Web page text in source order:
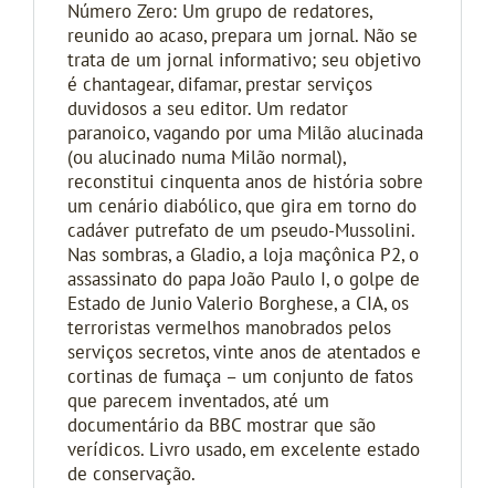
Número Zero: Um grupo de redatores,
reunido ao acaso, prepara um jornal. Não se
trata de um jornal informativo; seu objetivo
é chantagear, difamar, prestar serviços
duvidosos a seu editor. Um redator
paranoico, vagando por uma Milão alucinada
(ou alucinado numa Milão normal),
reconstitui cinquenta anos de história sobre
um cenário diabólico, que gira em torno do
cadáver putrefato de um pseudo-Mussolini.
Nas sombras, a Gladio, a loja maçônica P2, o
assassinato do papa João Paulo I, o golpe de
Estado de Junio Valerio Borghese, a CIA, os
terroristas vermelhos manobrados pelos
serviços secretos, vinte anos de atentados e
cortinas de fumaça – um conjunto de fatos
que parecem inventados, até um
documentário da BBC mostrar que são
verídicos. Livro usado, em excelente estado
de conservação.